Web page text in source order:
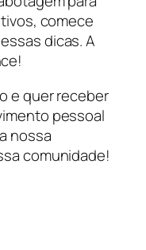
comece
dicas. A
e quer receber
pessoal
nossa
comunidade!